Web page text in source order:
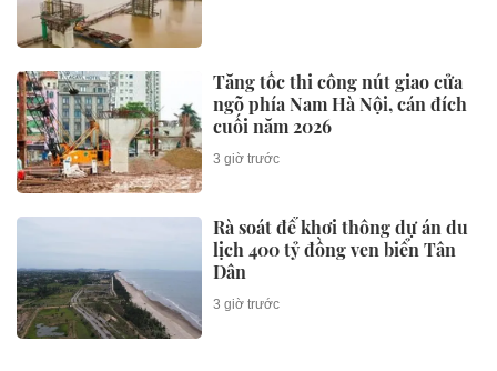
Tăng tốc thi công nút giao cửa
ngõ phía Nam Hà Nội, cán đích
cuối năm 2026
3 giờ trước
Rà soát để khơi thông dự án du
lịch 400 tỷ đồng ven biển Tân
Dân
3 giờ trước